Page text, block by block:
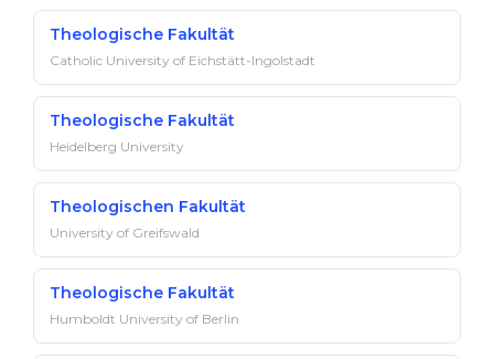
Theologische Fakultät
Catholic University of Eichstätt-Ingolstadt
Theologische Fakultät
Heidelberg University
Theologischen Fakultät
University of Greifswald
Theologische Fakultät
Humboldt University of Berlin